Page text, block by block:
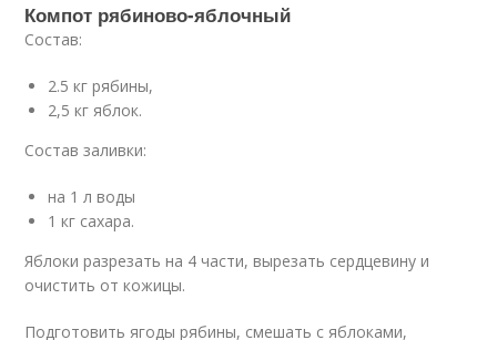
Компот рябиново-яблочный
Состав:
2.5 кг рябины,
2,5 кг яблок.
Состав заливки:
на 1 л воды
1 кг сахара.
Яблоки разрезать на 4 части, вырезать сердцевину и
очистить от кожицы.
Подготовить ягоды рябины, смешать с яблоками,